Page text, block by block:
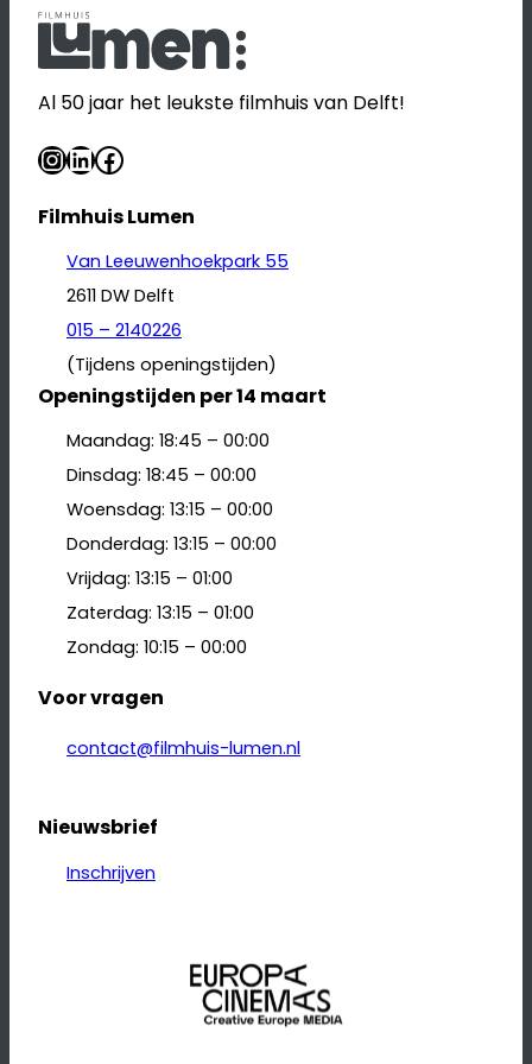
Al 50 jaar het leukste filmhuis van Delft!
InstagramLinkedIn Facebook
Filmhuis Lumen
Van Leeuwenhoekpark 55
2611 DW Delft
015 – 2140226
(Tijdens openingstijden)
Openingstijden per 14 maart
Maandag: 18:45 – 00:00
Dinsdag: 18:45 – 00:00
Woensdag: 13:15 – 00:00
Donderdag: 13:15 – 00:00
Vrijdag: 13:15 – 01:00
Zaterdag: 13:15 – 01:00
Zondag: 10:15 – 00:00
Voor vragen
contact@filmhuis-lumen.nl
Nieuwsbrief
Inschrijven